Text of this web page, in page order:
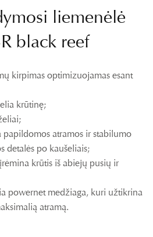
liemenėlė
black reef
kirpimas optimizuojamas esant
krūtinę;
papildomos atramos ir stabilumo
detalės po kaušeliais;
krūtis iš abiejų pusių ir
powernet medžiaga, kuri užtikrina
atramą.